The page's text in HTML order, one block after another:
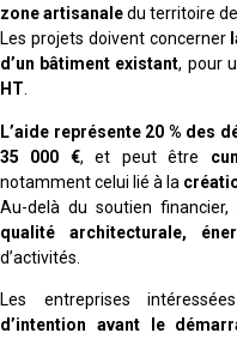
zone artisanaledu territoire
Les projets doivent concerner
d’un bâtiment existant, pour
HT.
L’aide représente 20 % des
35 000 €, et peut être
notamment celui lié à la
Au-delà du soutien financier,
qualité architecturale,
d’activités.
Les entreprises
d’intention avant le